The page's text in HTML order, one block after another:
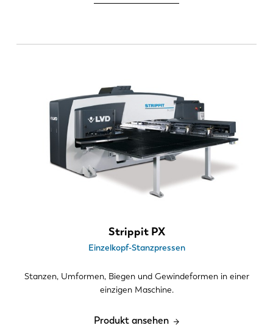
Strippit PX
Einzelkopf-Stanzpressen
Stanzen, Umformen, Biegen und Gewindeformen in einer
einzigen Maschine.
Produkt ansehen